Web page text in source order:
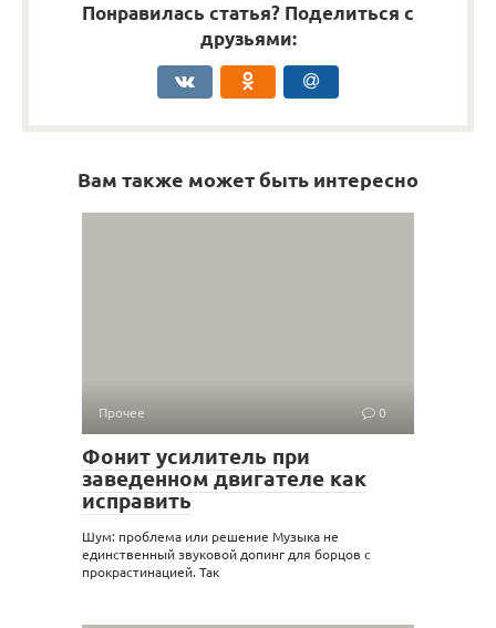
Понравилась статья? Поделиться с
друзьями:
Вам также может быть интересно
Прочее 0
Фонит усилитель при
заведенном двигателе как
исправить
Шум: проблема или решение Музыка не
единственный звуковой допинг для борцов с
прокрастинацией. Так